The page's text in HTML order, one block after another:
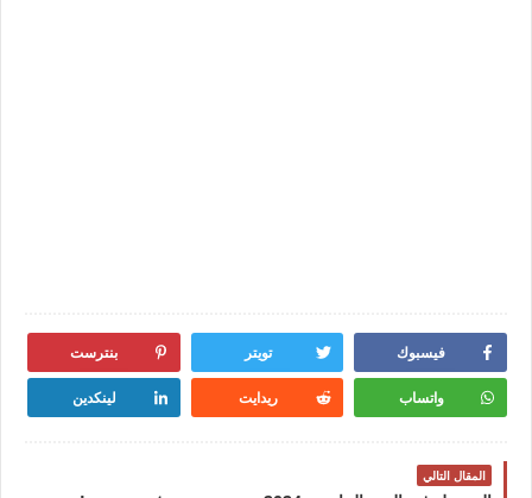
فيسبوك تويتر بنترست
واتساب ريدايت لينكدين
المقال التالي